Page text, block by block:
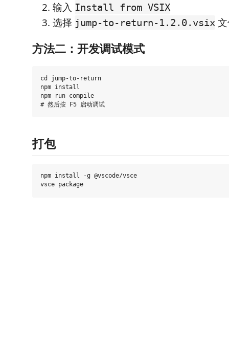
输入 Install from VSIX
选择 jump-to-return-1.2.0.vsix
方法二：开发调试模式
cd jump-to-return
npm install
npm run compile
打包
npm install -g @vscode/vsce